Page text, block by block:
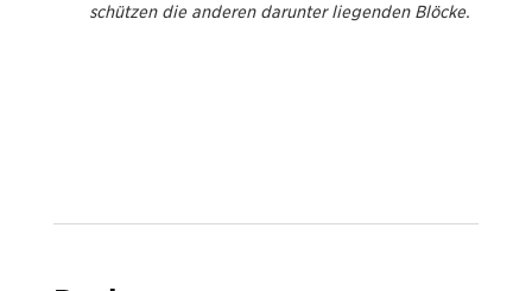
schützen die anderen darunter liegenden Blöcke.